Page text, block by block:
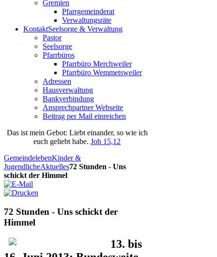
Gremien
Pfarrgemeinderat
Verwaltungsräte
KontaktSeelsorge & Verwaltung
Pastor
Seelsorge
Pfarrbüros
Pfarrbüro Merchweiler
Pfarrbüro Wemmetsweiler
Adressen
Hausverwaltung
Bankverbindung
Ansprechpartner Webseite
Beitrag per Mail einreichen
Das ist mein Gebot: Liebt einander, so wie ich
euch geliebt habe.Joh 15,12
GemeindelebenKinder &
JugendlicheAktuelles72 Stunden - Uns
schickt der Himmel
72 Stunden - Uns schickt der
Himmel
13. bis